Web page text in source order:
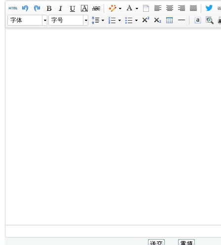
字体 字号